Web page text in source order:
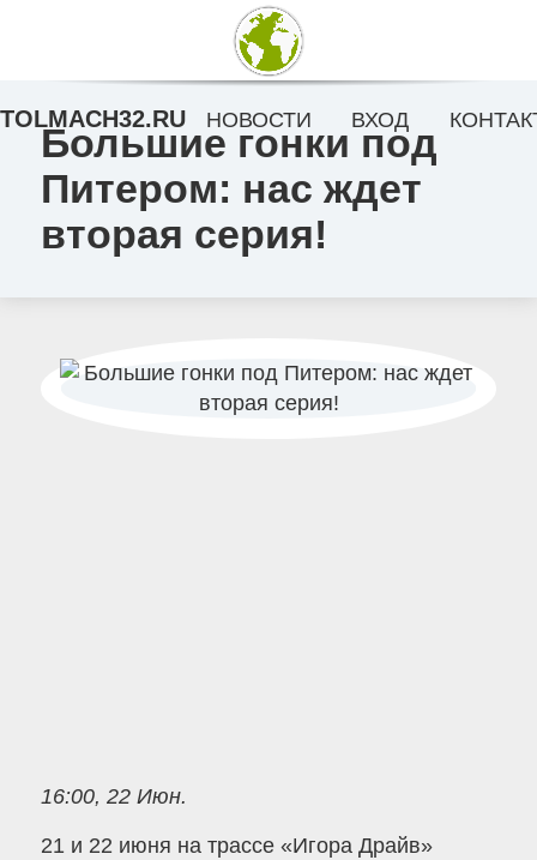
Большие гонки под
Питером: нас ждет
вторая серия!
16:00, 22 Июн.
21 и 22 июня на трассе «Игора Драйв»
TOLMACH32.RU НОВОСТИ ВХОД